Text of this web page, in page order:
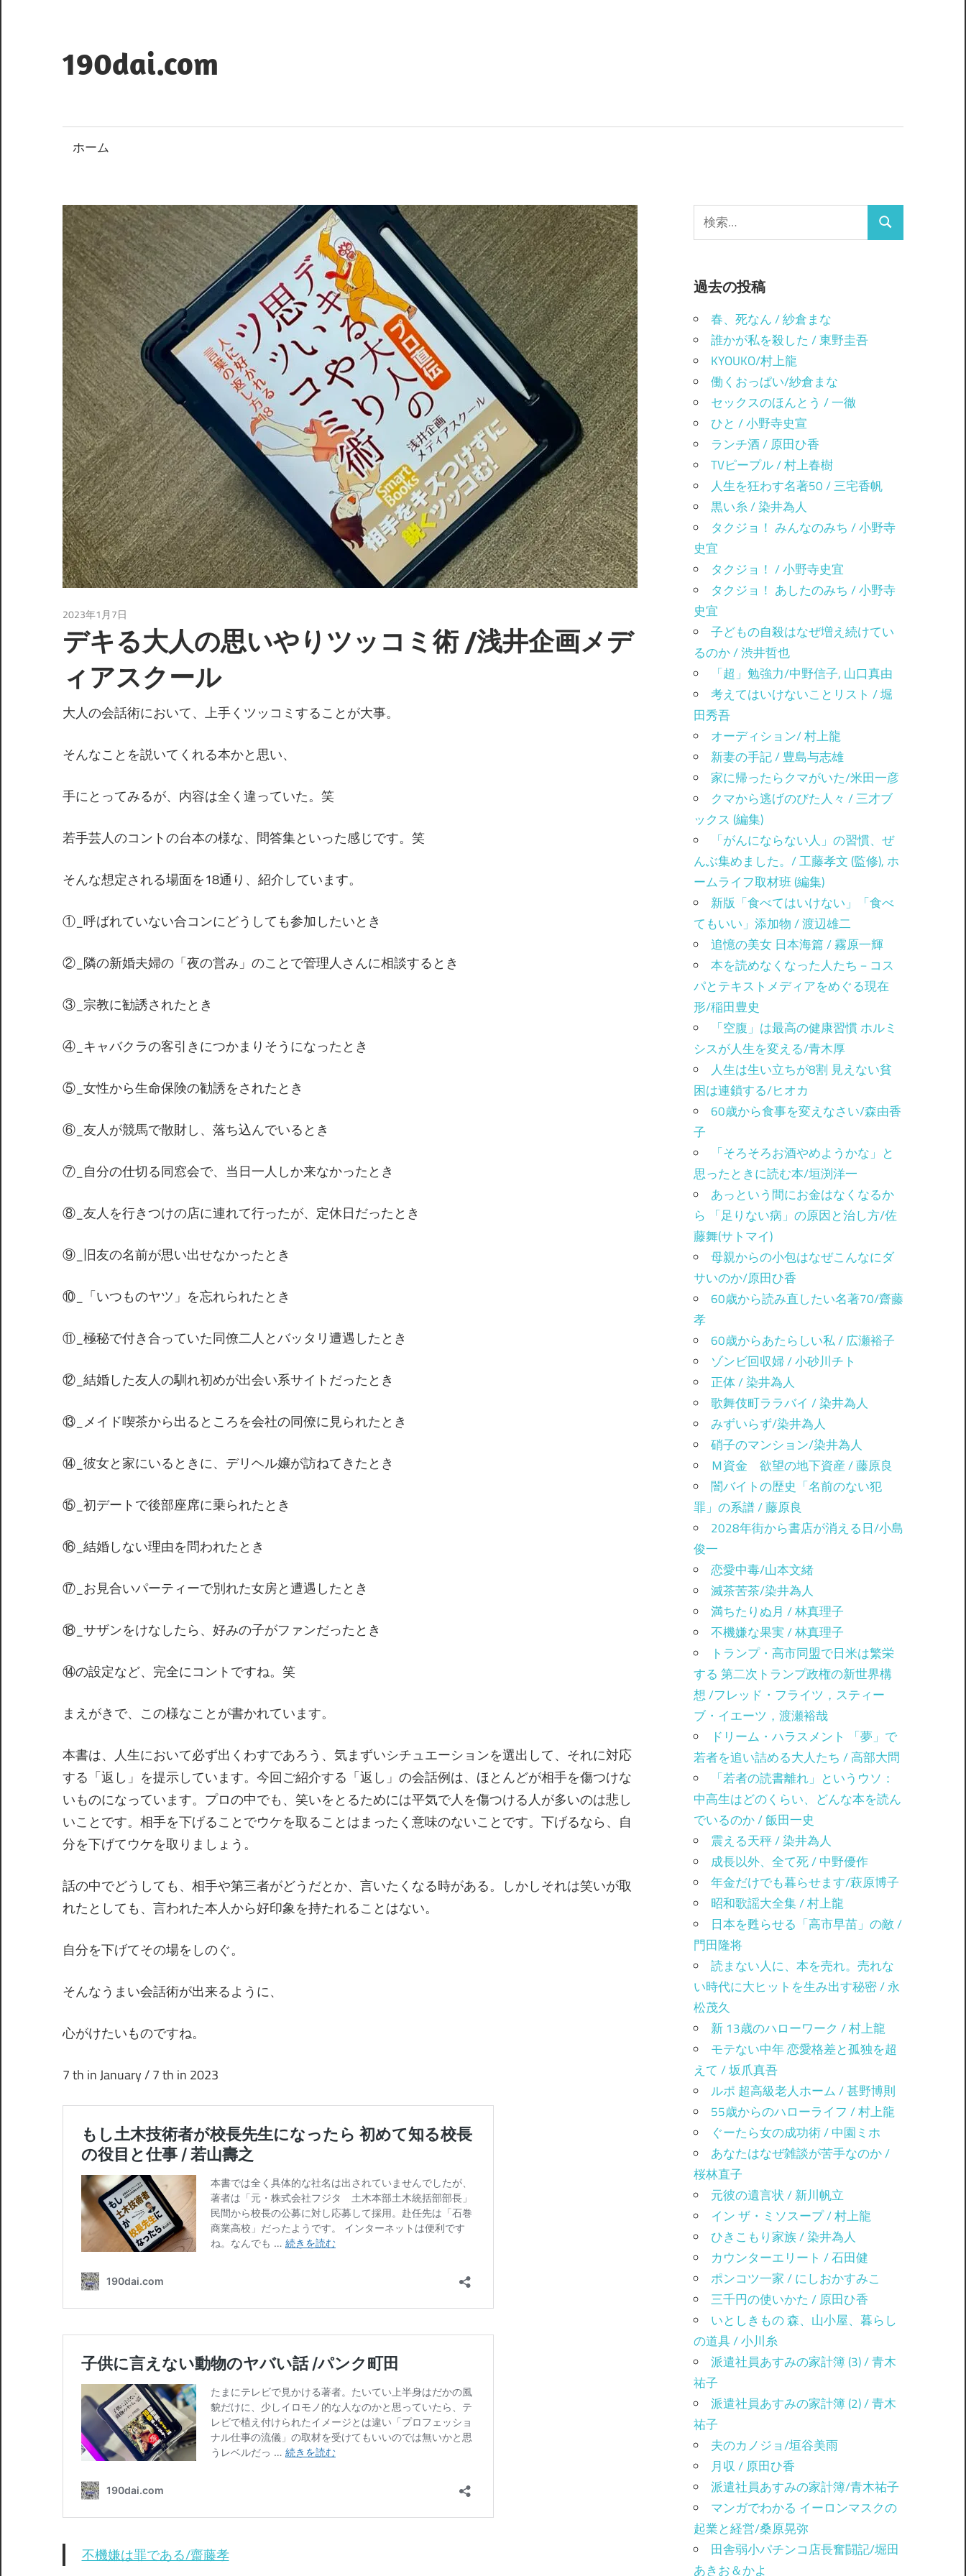
テ
ン
キ
190dai.com
ホーム
2023年1月7日
デキる大人の思いやりツッコミ術 /浅井企画メデ
ィアスクール
大人の会話術において、上手くツッコミすることが大事。
そんなことを説いてくれる本かと思い、
手にとってみるが、内容は全く違っていた。笑
若手芸人のコントの台本の様な、問答集といった感じです。笑
そんな想定される場面を18通り、紹介しています。
①_呼ばれていない合コンにどうしても参加したいとき
②_隣の新婚夫婦の「夜の営み」のことで管理人さんに相談するとき
③_宗教に勧誘されたとき
④_キャバクラの客引きにつかまりそうになったとき
⑤_女性から生命保険の勧誘をされたとき
⑥_友人が競馬で散財し、落ち込んでいるとき
⑦_自分の仕切る同窓会で、当日一人しか来なかったとき
⑧_友人を行きつけの店に連れて行ったが、定休日だったとき
⑨_旧友の名前が思い出せなかったとき
⑩_「いつものヤツ」を忘れられたとき
⑪_極秘で付き合っていた同僚二人とバッタリ遭遇したとき
⑫_結婚した友人の馴れ初めが出会い系サイトだったとき
⑬_メイド喫茶から出るところを会社の同僚に見られたとき
⑭_彼女と家にいるときに、デリヘル嬢が訪ねてきたとき
⑮_初デートで後部座席に乗られたとき
⑯_結婚しない理由を問われたとき
⑰_お見合いパーティーで別れた女房と遭遇したとき
⑱_サザンをけなしたら、好みの子がファンだったとき
⑭の設定など、完全にコントですね。笑
まえがきで、この様なことが書かれています。
本書は、人生において必ず出くわすであろう、気まずいシチュエーションを選出して、それに対応
する「返し」を提示しています。今回ご紹介する「返し」の会話例は、ほとんどが相手を傷つけな
いものになっています。プロの中でも、笑いをとるためには平気で人を傷つける人が多いのは悲し
いことです。相手を下げることでウケを取ることはまったく意味のないことです。下げるなら、自
分を下げてウケを取りましょう。
話の中でどうしても、相手や第三者がどうだとか、言いたくなる時がある。しかしそれは笑いが取
れたとしても、言われた本人から好印象を持たれることはない。
自分を下げてその場をしのぐ。
そんなうまい会話術が出来るように、
心がけたいものですね。
7 th in January / 7 th in 2023
不機嫌は罪である/齋藤孝
索:
検
過去の投稿
春、死なん / 紗倉まな
誰かが私を殺した / 東野圭吾
KYOUKO/村上龍
働くおっぱい/紗倉まな
セックスのほんとう / 一徹
ひと / 小野寺史宣
ランチ酒 / 原田ひ香
TVピープル / 村上春樹
人生を狂わす名著50 / 三宅香帆
黒い糸 / 染井為人
タクジョ！ みんなのみち / 小野寺
史宜
タクジョ！ / 小野寺史宜
タクジョ！ あしたのみち / 小野寺
史宜
子どもの自殺はなぜ増え続けてい
るのか / 渋井哲也
「超」勉強力/中野信子, 山口真由
考えてはいけないことリスト / 堀
田秀吾
オーディション/ 村上龍
新妻の手記 / 豊島与志雄
家に帰ったらクマがいた/米田一彦
クマから逃げのびた人々 / 三才ブ
ックス (編集)
「がんにならない人」の習慣、ぜ
んぶ集めました。/ 工藤孝文 (監修), ホ
ームライフ取材班 (編集)
新版「食べてはいけない」「食べ
てもいい」添加物 / 渡辺雄二
追憶の美女 日本海篇 / 霧原一輝
本を読めなくなった人たち－コス
パとテキストメディアをめぐる現在
形/稲田豊史
「空腹」は最高の健康習慣 ホルミ
シスが人生を変える/青木厚
人生は生い立ちが8割 見えない貧
困は連鎖する/ヒオカ
60歳から食事を変えなさい/森由香
子
「そろそろお酒やめようかな」と
思ったときに読む本/垣渕洋一
あっという間にお金はなくなるか
ら 「足りない病」の原因と治し方/佐
藤舞(サトマイ)
母親からの小包はなぜこんなにダ
サいのか/原田ひ香
60歳から読み直したい名著70/齋藤
孝
60歳からあたらしい私 / 広瀬裕子
ゾンビ回収婦 / 小砂川チト
正体 / 染井為人
歌舞伎町ララバイ / 染井為人
みずいらず/染井為人
硝子のマンション/染井為人
Ｍ資金 欲望の地下資産 / 藤原良
闇バイトの歴史「名前のない犯
罪」の系譜 / 藤原良
2028年街から書店が消える日/小島
俊一
恋愛中毒/山本文緒
滅茶苦茶/染井為人
満ちたりぬ月 / 林真理子
不機嫌な果実 / 林真理子
トランプ・高市同盟で日米は繁栄
する 第二次トランプ政権の新世界構
想 /フレッド・フライツ，スティー
ブ・イエーツ，渡瀬裕哉
ドリーム・ハラスメント 「夢」で
若者を追い詰める大人たち / 高部大問
「若者の読書離れ」というウソ：
中高生はどのくらい、どんな本を読ん
でいるのか / 飯田一史
震える天秤 / 染井為人
成長以外、全て死 / 中野優作
年金だけでも暮らせます/萩原博子
昭和歌謡大全集 / 村上龍
日本を甦らせる「高市早苗」の敵 /
門田隆将
読まない人に、本を売れ。売れな
い時代に大ヒットを生み出す秘密 / 永
松茂久
新 13歳のハローワーク / 村上龍
モテない中年 恋愛格差と孤独を超
えて / 坂爪真吾
ルポ 超高級老人ホーム / 甚野博則
55歳からのハローライフ / 村上龍
ぐーたら女の成功術 / 中園ミホ
あなたはなぜ雑談が苦手なのか /
桜林直子
元彼の遺言状 / 新川帆立
イン ザ・ミソスープ / 村上龍
ひきこもり家族 / 染井為人
カウンターエリート / 石田健
ポンコツ一家 / にしおかすみこ
三千円の使いかた / 原田ひ香
いとしきもの 森、山小屋、暮らし
の道具 / 小川糸
派遣社員あすみの家計簿 (3) / 青木
祐子
派遣社員あすみの家計簿 (2) / 青木
祐子
夫のカノジョ/垣谷美雨
月収 / 原田ひ香
派遣社員あすみの家計簿/青木祐子
マンガでわかる イーロンマスクの
起業と経営/桑原晃弥
田舎弱小パチンコ店長奮闘記/堀田
あきお＆かよ